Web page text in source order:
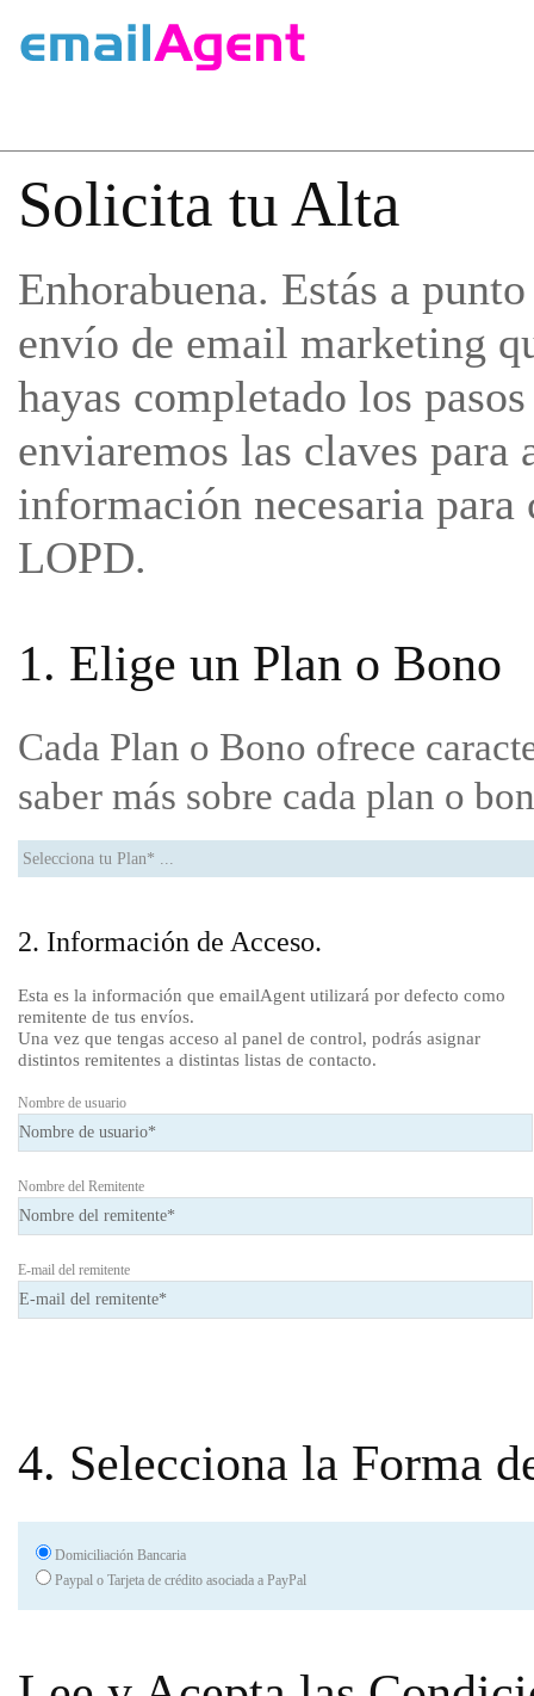
Solicita tu Alta
Enhorabuena. Estás a
envío de email marketing
hayas completado los
enviaremos las claves para
información necesaria
LOPD.
1. Elige un Plan o Bono
Cada Plan o Bono ofrece
saber más sobre cada plan o
2. Información de Acceso.
Esta es la información que emailAgent utilizará por defecto como
remitente de tus envíos.
Una vez que tengas acceso al panel de control, podrás asignar
distintos remitentes a distintas listas de contacto.
Nombre de usuario
Nombre del Remitente
E-mail del remitente
4. Selecciona la Forma
Domiciliación Bancaria
Paypal o Tarjeta de crédito asociada a PayPal